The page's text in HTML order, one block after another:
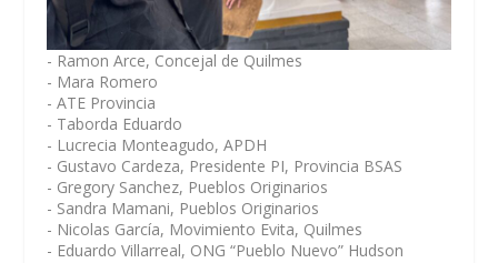
- Ramon Arce, Concejal de Quilmes
- Mara Romero
- ATE Provincia
- Taborda Eduardo
- Lucrecia Monteagudo, APDH
- Gustavo Cardeza, Presidente PI, Provincia BSAS
- Gregory Sanchez, Pueblos Originarios
- Sandra Mamani, Pueblos Originarios
- Nicolas García, Movimiento Evita, Quilmes
- Eduardo Villarreal, ONG “Pueblo Nuevo” Hudson